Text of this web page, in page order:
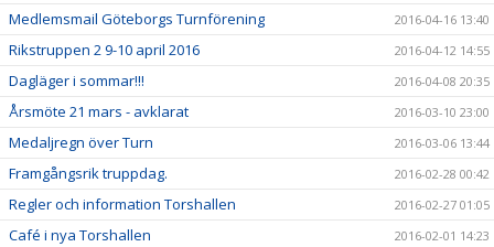
Medlemsmail Göteborgs Turnförening 2016-04-16 13:40
Rikstruppen 2 9-10 april 2016 2016-04-12 14:55
Dagläger i sommar!!! 2016-04-08 20:35
Årsmöte 21 mars - avklarat 2016-03-10 23:00
Medaljregn över Turn 2016-03-06 13:44
Framgångsrik truppdag. 2016-02-28 00:42
Regler och information Torshallen 2016-02-27 01:05
Café i nya Torshallen 2016-02-01 14:23